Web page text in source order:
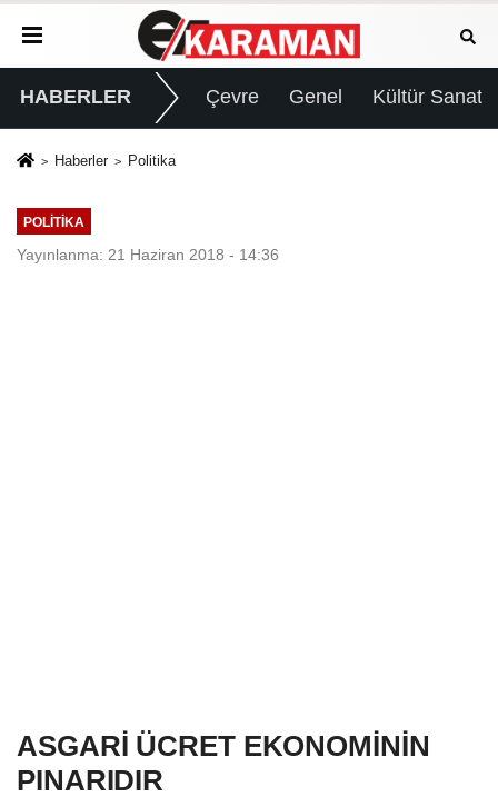
HABERLER Çevre Genel Kültür Sanat
Haberler Politika
POLITIKA
Yayınlanma: 21 Haziran 2018 - 14:36
ASGARİ ÜCRET EKONOMİNİN
PINARIDIR